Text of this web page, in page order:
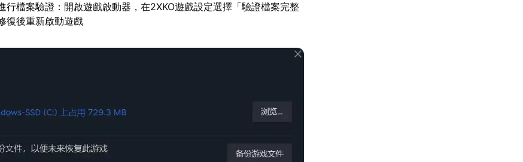
行檔案驗證：開啟遊戲啟動器，在2XKO遊戲設定選擇「驗證檔案完整
復後重新啟動遊戲